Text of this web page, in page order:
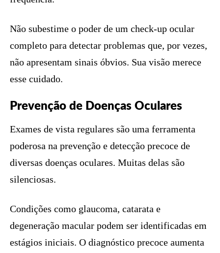
Não subestime o poder de um check-up ocular
completo para detectar problemas que, por vezes,
não apresentam sinais óbvios. Sua visão merece
esse cuidado.
Prevenção de Doenças Oculares
Exames de vista regulares são uma ferramenta
poderosa na prevenção e detecção precoce de
diversas doenças oculares. Muitas delas são
silenciosas.
Condições como glaucoma, catarata e
degeneração macular podem ser identificadas em
estágios iniciais. O diagnóstico precoce aumenta